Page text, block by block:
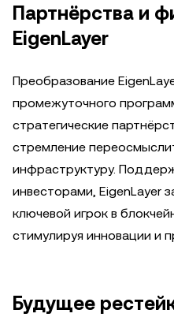
Партнёрства и
EigenLayer
Преобразование
промежуточного
стратегические
стремление
инфраструктуру.
инвесторами, EigenLayer
ключевой игрок в
стимулируя инновации и
Будущее